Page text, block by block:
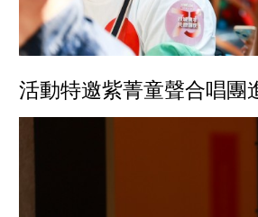
活動特邀紫菁童聲合唱團